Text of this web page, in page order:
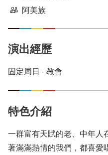
阿美族
演出經歷
固定周日 - 教會
特色介紹
一群富有天賦的老、中年人
著滿滿熱情的我們，都喜愛